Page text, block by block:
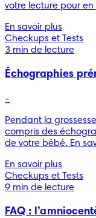
votre lecture pour
En savoir plus
Checkups et Tests
3 min de lecture
Échographies
-
Pendant la
compris des
de votre bébé. En
En savoir plus
Checkups et Tests
9 min de lecture
FAQ :